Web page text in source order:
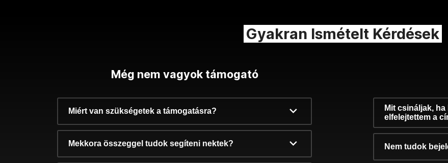
Gyakran Ismételt Kérdések
Még nem vagyok támogató
Miért van szükségetek a támogatásra?
Mekkora összeggel tudok segíteni nektek?
Mit csináljak,
elfelejtettem a
Nem tudok